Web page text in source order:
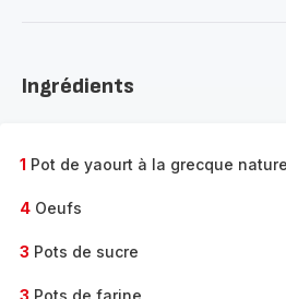
Ingrédients
1 Pot de yaourt à la grecque nature
4 Oeufs
3 Pots de sucre
3 Pots de farine